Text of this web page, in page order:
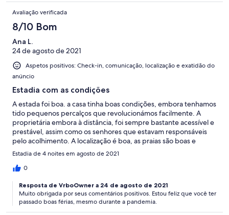
Avaliação verificada
8/10 Bom
Ana L.
24 de agosto de 2021
Aspetos positivos: Check-in, comunicação, localização e exatidão do
anúncio
Estadia com as condições
A estada foi boa. a casa tinha boas condições, embora tenhamos
tido pequenos percalços que revolucionámos facilmente. A
proprietária embora à distância, foi sempre bastante acessível e
prestável, assim como os senhores que estavam responsáveis
pelo acolhimento. A localização é boa, as praias são boas e
calmas, contudo, são um pouco distancias. Talvez devido à
pandemia encontramos poucos restaurantes abertos ou perto
da zona. De uma forma geral, foi uma boa estadia. Recomendo :)
Estadia de 4 noites em agosto de 2021
0
Resposta de VrboOwner a 24 de agosto de 2021
Muito obrigada por seus comentários positivos. Estou feliz que você ter
passado boas férias, mesmo durante a pandemia.